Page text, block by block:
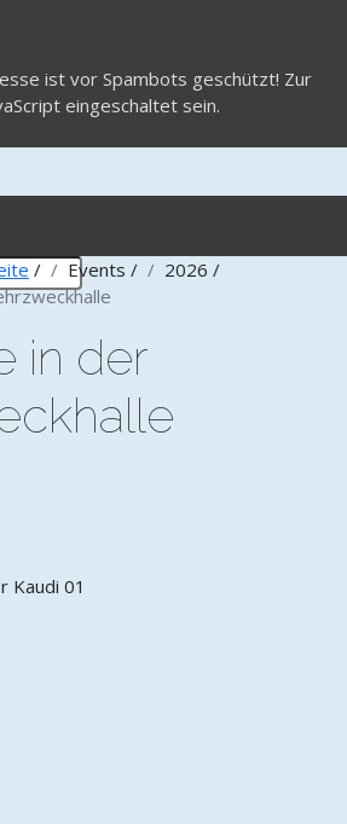
ist vor Spambots geschützt! Zur
eingeschaltet sein.
/ Events / 2026 /
in der